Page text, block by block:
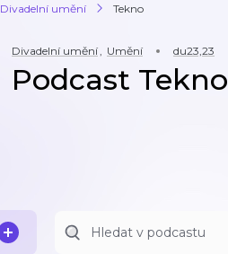
Divadelní umění Tekno
Divadelní umění, Umění du23,23
Podcast Tekno